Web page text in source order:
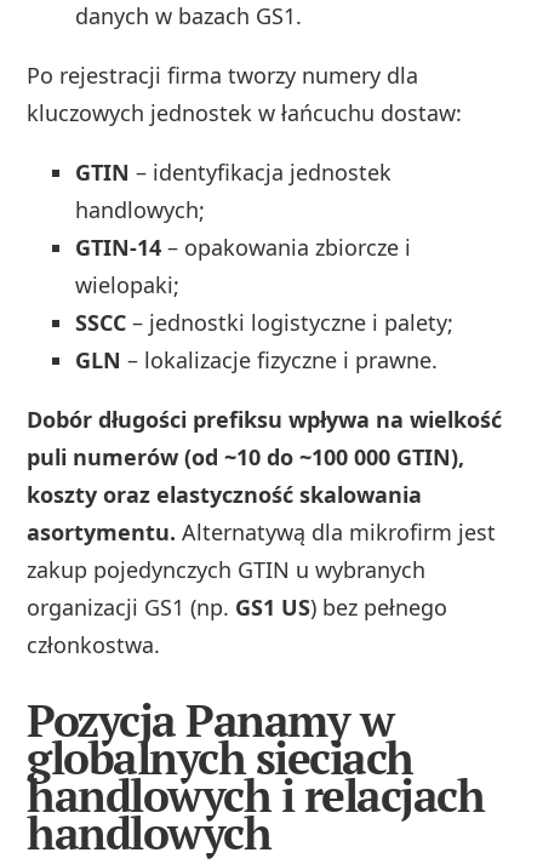
danych w bazach GS1.
Po rejestracji firma tworzy numery dla
kluczowych jednostek w łańcuchu dostaw:
GTIN – identyfikacja jednostek
handlowych;
GTIN-14 – opakowania zbiorcze i
wielopaki;
SSCC – jednostki logistyczne i palety;
GLN – lokalizacje fizyczne i prawne.
Dobór długości prefiksu wpływa na wielkość
puli numerów (od ~10 do ~100 000 GTIN),
koszty oraz elastyczność skalowania
asortymentu. Alternatywą dla mikrofirm jest
zakup pojedynczych GTIN u wybranych
organizacji GS1 (np. GS1 US) bez pełnego
członkostwa.
Pozycja Panamy w
globalnych sieciach
handlowych i relacjach
handlowych